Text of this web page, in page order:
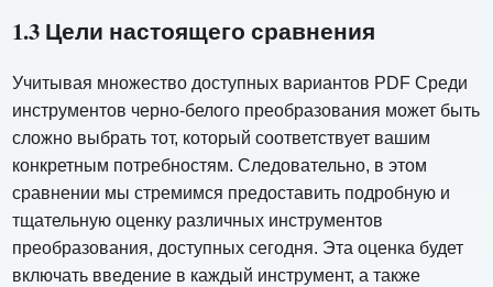
1.3 Цели настоящего сравнения
Учитывая множество доступных вариантов PDF Среди
инструментов черно-белого преобразования может быть
сложно выбрать тот, который соответствует вашим
конкретным потребностям. Следовательно, в этом
сравнении мы стремимся предоставить подробную и
тщательную оценку различных инструментов
преобразования, доступных сегодня. Эта оценка будет
включать введение в каждый инструмент, а также